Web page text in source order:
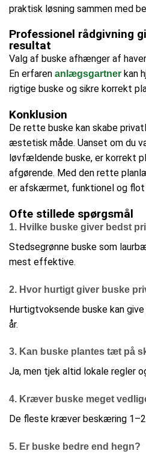
praktisk løsning sammen med
Professionel rådgivning
resultat
Valg af buske afhænger af
En erfaren anlægsgartner kan
rigtige buske og sikre korrekt
Konklusion
De rette buske kan skabe
æstetisk måde. Uanset om du
løvfældende buske, er korrekt
afgørende. Med den rette
er afskærmet, funktionel og flot
Ofte stillede spørgsmål
1. Hvilke buske giver bedst
Stedsegrønne buske som
mest effektive.
2. Hvor hurtigt giver buske
Hurtigtvoksende buske kan
år.
3. Kan buske plantes tæt på
Ja, men tjek altid lokale regler
4. Kræver buske meget
De fleste kræver beskæring
5. Er buske bedre end hegn?